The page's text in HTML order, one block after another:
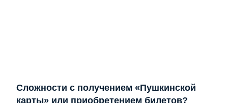
Сложности с получением «Пушкинской
карты» или приобретением билетов?